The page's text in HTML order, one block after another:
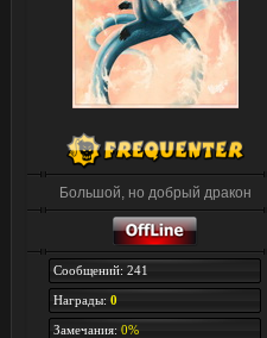
Большой, но добрый дракон
Сообщений: 241
Награды: 0
Замечания: 0%